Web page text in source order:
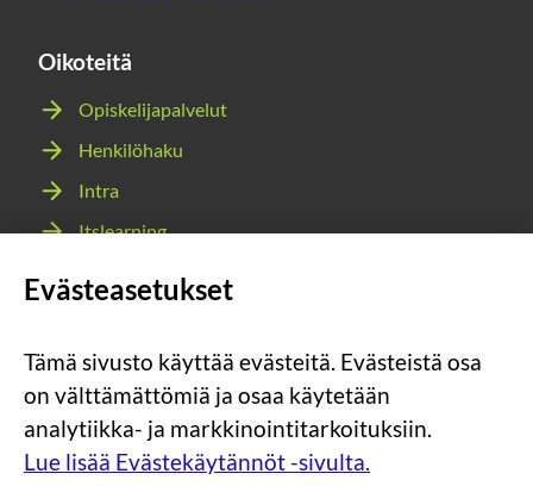
Oikoteitä
Opiskelijapalvelut
Henkilöhaku
Intra
Itslearning
Sosiaalinen
media:
instagram
Sosiaalinen
media:
facebook
Sosiaalinen
media:
youtube
Sosiaalinen
media:
snapchat
Evästeasetukset
Tämä sivusto käyttää evästeitä. Evästeistä osa
on välttämättömiä ja osaa käytetään
analytiikka- ja markkinointitarkoituksiin.
Lue lisää Evästekäytännöt -sivulta.